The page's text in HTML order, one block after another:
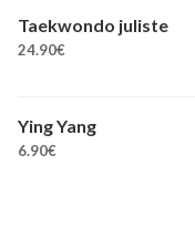
Taekwondo juliste
24.90€
Ying Yang
6.90€